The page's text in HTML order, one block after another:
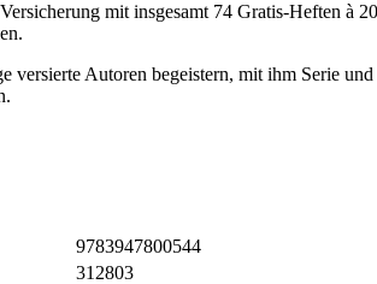
mit insgesamt 74 Gratis-Heften à
versierte Autoren begeistern, mit ihm Serie
9783947800544
312803